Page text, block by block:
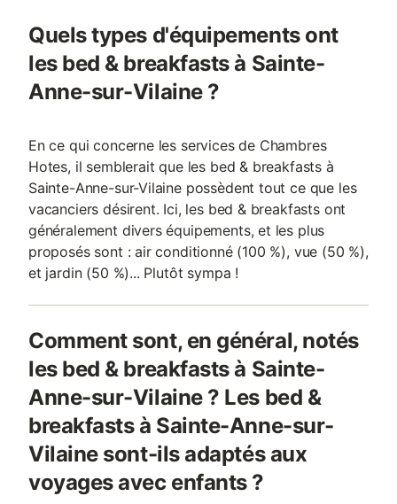
Quels types d'équipements ont
les bed & breakfasts à Sainte-
Anne-sur-Vilaine ?
En ce qui concerne les services de Chambres
Hotes, il semblerait que les bed & breakfasts à
Sainte-Anne-sur-Vilaine possèdent tout ce que les
vacanciers désirent. Ici, les bed & breakfasts ont
généralement divers équipements, et les plus
proposés sont : air conditionné (100 %), vue (50 %),
et jardin (50 %)... Plutôt sympa !
Comment sont, en général, notés
les bed & breakfasts à Sainte-
Anne-sur-Vilaine ? Les bed &
breakfasts à Sainte-Anne-sur-
Vilaine sont-ils adaptés aux
voyages avec enfants ?